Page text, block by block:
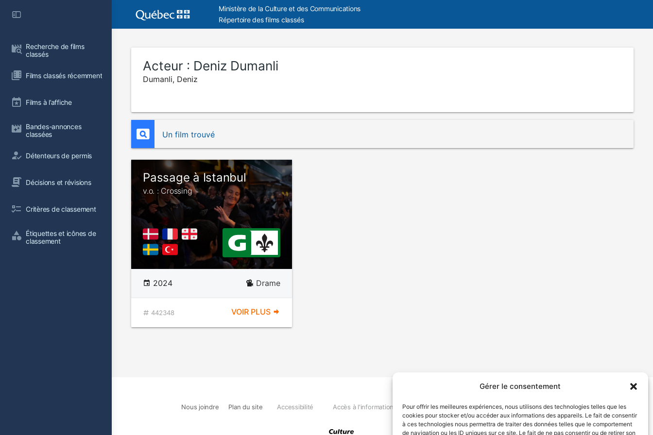
Gérer le consentement
Pour offrir les meilleures expériences, nous utilisons des technologies telles que les
cookies pour stocker et/ou accéder aux informations des appareils. Le fait de consentir
à ces technologies nous permettra de traiter des données telles que le comportement
de navigation ou les ID uniques sur ce site. Le fait de ne pas consentir ou de retirer son
Recherche de films
classés
Films classés récemment
Films à l’affiche
Bandes-annonces
classées
Détenteurs de permis
Décisions et révisions
Critères de classement
Étiquettes et icônes de
classement
Ministère de la Culture et des Communications
Répertoire des films classés
Acteur : Deniz Dumanli
Dumanli, Deniz
Un film trouvé
Passage à Istanbul
v.o. : Crossing
2024 Drame
442348 VOIR PLUS
Nous joindre Plan du site Accessibilité Accès à l'information Déclaration de services Politique de confidentialité